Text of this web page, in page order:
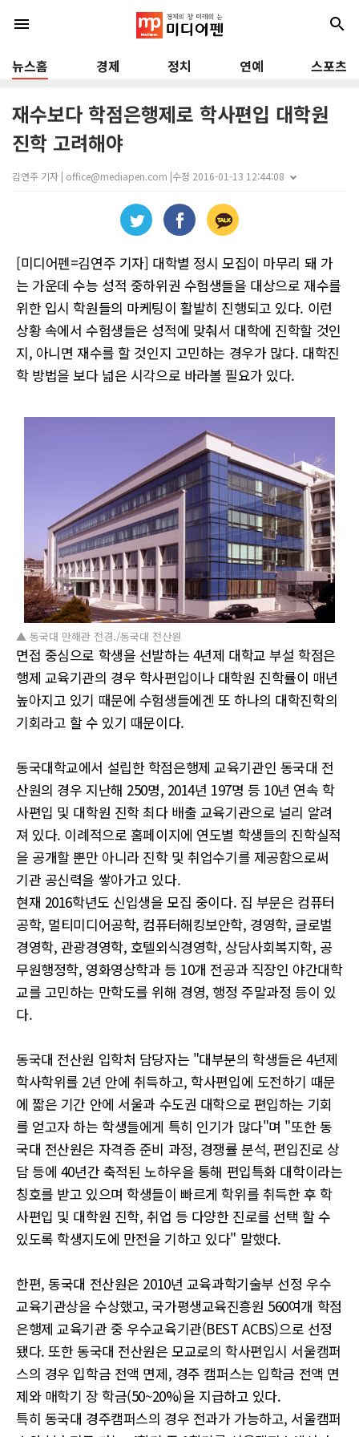
menu search
뉴스홈 경제 정치 연예 스포츠
재수보다 학점은행제로 학사편입 대학원
진학 고려해야
김연주 기자 | office@mediapen.com |수정 2016-01-13 12:44:08
[미디어펜=김연주 기자] 대학별 정시 모집이 마무리 돼 가
는 가운데 수능 성적 중하위권 수험생들을 대상으로 재수를
위한 입시 학원들의 마케팅이 활발히 진행되고 있다. 이런
상황 속에서 수험생들은 성적에 맞춰서 대학에 진학할 것인
지, 아니면 재수를 할 것인지 고민하는 경우가 많다. 대학진
학 방법을 보다 넓은 시각으로 바라볼 필요가 있다.
▲ 동국대 만해관 전경./동국대 전산원
면접 중심으로 학생을 선발하는 4년제 대학교 부설 학점은
행제 교육기관의 경우 학사편입이나 대학원 진학률이 매년
높아지고 있기 때문에 수험생들에겐 또 하나의 대학진학의
기회라고 할 수 있기 때문이다.
동국대학교에서 설립한 학점은행제 교육기관인 동국대 전
산원의 경우 지난해 250명, 2014년 197명 등 10년 연속 학
사편입 및 대학원 진학 최다 배출 교육기관으로 널리 알려
져 있다. 이례적으로 홈페이지에 연도별 학생들의 진학실적
을 공개할 뿐만 아니라 진학 및 취업수기를 제공함으로써
기관 공신력을 쌓아가고 있다.
현재 2016학년도 신입생을 모집 중이다. 집 부문은 컴퓨터
공학, 멀티미디어공학, 컴퓨터해킹보안학, 경영학, 글로벌
경영학, 관광경영학, 호텔외식경영학, 상담사회복지학, 공
무원행정학, 영화영상학과 등 10개 전공과 직장인 야간대학
교를 고민하는 만학도를 위해 경영, 행정 주말과정 등이 있
다.
동국대 전산원 입학처 담당자는 "대부분의 학생들은 4년제
학사학위를 2년 안에 취득하고, 학사편입에 도전하기 때문
에 짧은 기간 안에 서울과 수도권 대학으로 편입하는 기회
를 얻고자 하는 학생들에게 특히 인기가 많다"며 "또한 동
국대 전산원은 자격증 준비 과정, 경쟁률 분석, 편입진로 상
담 등에 40년간 축적된 노하우을 통해 편입특화 대학이라는
칭호를 받고 있으며 학생들이 빠르게 학위를 취득한 후 학
사편입 및 대학원 진학, 취업 등 다양한 진로를 선택 할 수
있도록 학생지도에 만전을 기하고 있다" 말했다.
한편, 동국대 전산원은 2010년 교육과학기술부 선정 우수
교육기관상을 수상했고, 국가평생교육진흥원 560여개 학점
은행제 교육기관 중 우수교육기관(BEST ACBS)으로 선정
됐다. 또한 동국대 전산원은 모교로의 학사편입시 서울캠퍼
스의 경우 입학금 전액 면제, 경주 캠퍼스는 입학금 전액 면
제와 매학기 장 학금(50~20%)을 지급하고 있다.
특히 동국대 경주캠퍼스의 경우 전과가 가능하고, 서울캠퍼